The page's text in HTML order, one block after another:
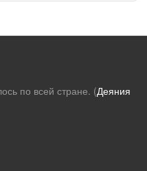
по всей стране. (Деяния